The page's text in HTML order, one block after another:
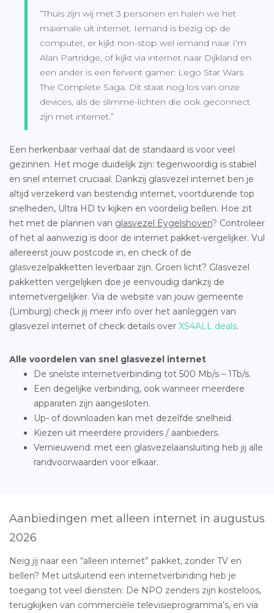
“Thuis zijn wij met 3 personen en halen we het
maximale uit internet. Iemand is bezig op de
computer, er kijkt non-stop wel iemand naar I’m
Alan Partridge, of kijkt via internet naar Dijkland en
een ander is een fervent gamer: Lego Star Wars
The Complete Saga. Dit staat nog los van onze
devices, als de slimme-lichten die ook geconnect
zijn met internet.”
Een herkenbaar verhaal dat de standaard is voor veel
gezinnen. Het moge duidelijk zijn: tegenwoordig is stabiel
en snel internet cruciaal. Dankzij glasvezel internet ben je
altijd verzekerd van bestendig internet, voortdurende top
snelheden, Ultra HD tv kijken en voordelig bellen. Hoe zit
het met de plannen van glasvezel Eygelshoven? Controleer
of het al aanwezig is door de internet pakket-vergelijker. Vul
allereerst jouw postcode in, en check of de
glasvezelpakketten leverbaar zijn. Groen licht? Glasvezel
pakketten vergelijken doe je eenvoudig dankzij de
internetvergelijker. Via de website van jouw gemeente
(Limburg) check jij meer info over het aanleggen van
glasvezel internet of check details over XS4ALL deals.
Alle voordelen van snel glasvezel internet
De snelste internetverbinding tot 500 Mb/s – 1Tb/s.
Een degelijke verbinding, ook wanneer meerdere
apparaten zijn aangesloten.
Up- of downloaden kan met dezelfde snelheid.
Kiezen uit meerdere providers / aanbieders.
Vernieuwend: met een glasvezelaansluiting heb jij alle
randvoorwaarden voor elkaar.
Aanbiedingen met alleen internet in augustus
2026
Neig jij naar een “alleen internet” pakket, zonder TV en
bellen? Met uitsluitend een internetverbinding heb je
toegang tot veel diensten: De NPO zenders zijn kosteloos,
terugkijken van commerciële televisieprogramma’s, en via